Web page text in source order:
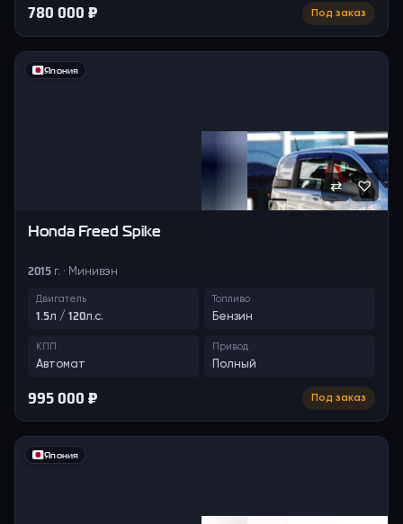
780 000 ₽ Под заказ
Япония
⇄ ♡
Honda Freed Spike
2015 г. · Минивэн
Двигатель
1.5л / 120л.с.
Топливо
Бензин
КПП
Автомат
Привод
Полный
995 000 ₽ Под заказ
Япония